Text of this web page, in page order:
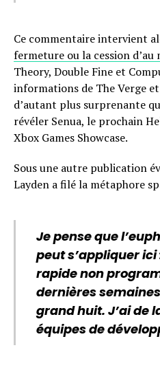
Ce commentaire intervient
fermeture ou la cession
Theory, Double Fine et
informations de The Verge
d’autant plus surprenante
révéler Senua, le prochain
Xbox Games Showcase.
Sous une autre publication
Layden a filé la métaphore
Je pense que
peut s’appliquer
rapide non
dernières
grand huit. J’ai de
équipes de